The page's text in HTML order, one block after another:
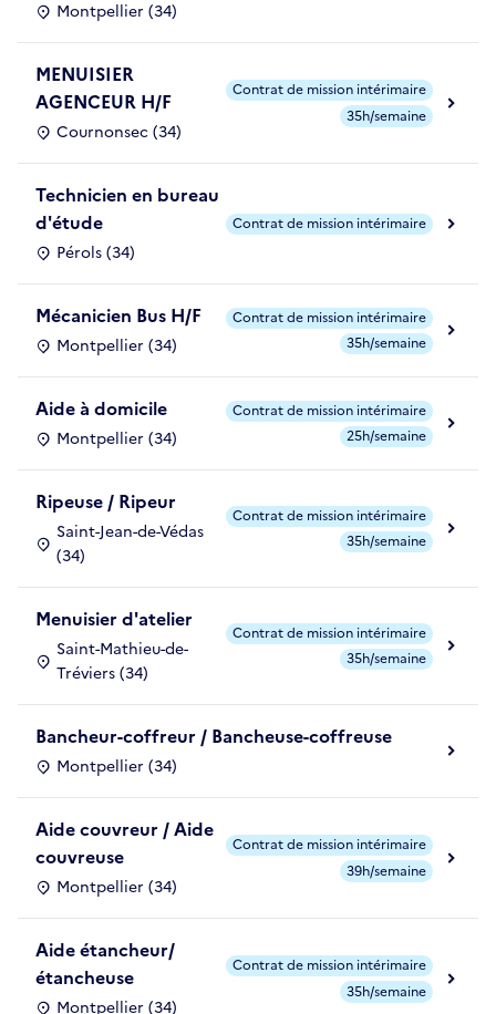
Montpellier (34)
MENUISIER
AGENCEUR H/F
Cournonsec (34)
Contrat de mission intérimaire
35h/semaine
Technicien en bureau
d'étude
Pérols (34)
Contrat de mission intérimaire
Mécanicien Bus H/F
Montpellier (34)
Contrat de mission intérimaire
35h/semaine
Aide à domicile
Montpellier (34)
Contrat de mission intérimaire
25h/semaine
Ripeuse / Ripeur
Saint-Jean-de-Védas
(34)
Contrat de mission intérimaire
35h/semaine
Menuisier d'atelier
Saint-Mathieu-de-
Tréviers (34)
Contrat de mission intérimaire
35h/semaine
Bancheur-coffreur / Bancheuse-coffreuse
Montpellier (34)
Aide couvreur / Aide
couvreuse
Montpellier (34)
Contrat de mission intérimaire
39h/semaine
Aide étancheur/
étancheuse
Montpellier (34)
Contrat de mission intérimaire
35h/semaine